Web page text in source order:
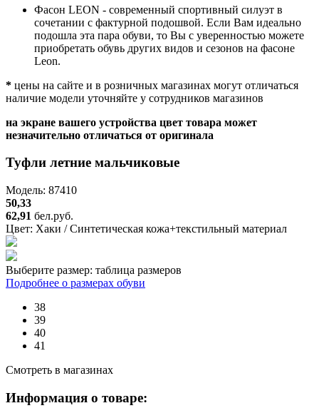
Фасон LEON - современный спортивный силуэт в
сочетании с фактурной подошвой. Если Вам идеально
подошла эта пара обуви, то Вы с уверенностью можете
приобретать обувь других видов и сезонов на фасоне
Leon.
* цены на сайте и в розничных магазинах могут отличаться
наличие модели уточняйте у сотрудников магазинов
на экране вашего устройства цвет товара может
незначительно отличаться от оригинала
Туфли летние мальчиковые
Модель: 87410
50,33
62,91 бел.руб.
Цвет: Хаки / Синтетическая кожа+текстильный материал
Выберите размер: таблица размеров
Подробнее о размерах обуви
38
39
40
41
Смотреть в магазинах
Информация о товаре: